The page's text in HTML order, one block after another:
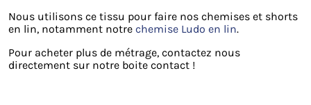
Nous utilisons ce tissu pour faire nos chemises et shorts
en lin, notamment notre chemise Ludo en lin.
Pour acheter plus de métrage, contactez nous
directement sur notre boite contact !